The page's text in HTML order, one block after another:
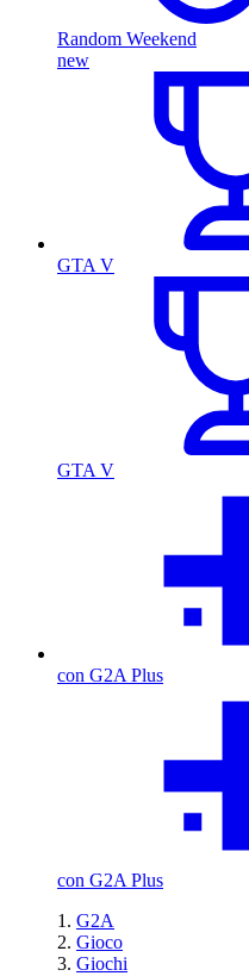
Random Weekend
new
GTA V
GTA V
con G2A Plus
con G2A Plus
G2A
Gioco
Giochi